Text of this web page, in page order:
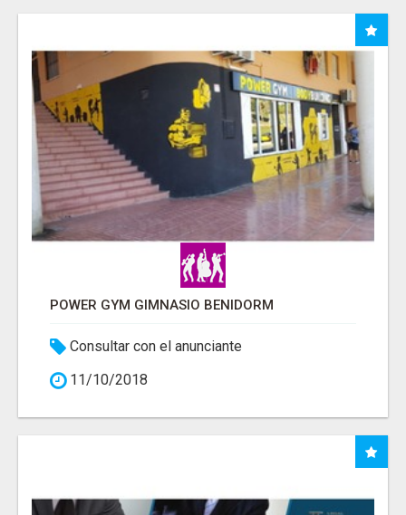
POWER GYM GIMNASIO BENIDORM
Consultar con el anunciante
11/10/2018